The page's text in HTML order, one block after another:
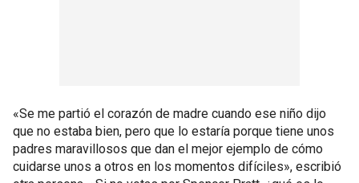
«Se me partió el corazón de madre cuando ese niño dijo
que no estaba bien, pero que lo estaría porque tiene unos
padres maravillosos que dan el mejor ejemplo de cómo
cuidarse unos a otros en los momentos difíciles», escribió